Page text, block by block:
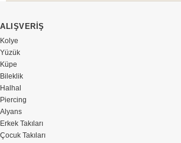
ALIŞVERİŞ
Kolye
Yüzük
Küpe
Bileklik
Halhal
Piercing
Alyans
Erkek Takıları
Çocuk Takıları